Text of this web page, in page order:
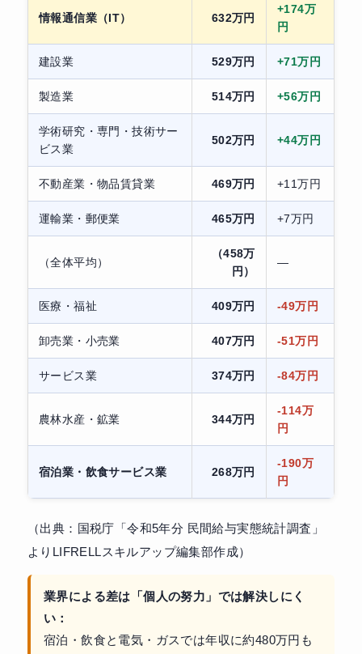
情報通信業（IT） 632万円
+174万
円
建設業 529万円 +71万円
製造業 514万円 +56万円
学術研究・専門・技術サー
ビス業
502万円 +44万円
不動産業・物品賃貸業 469万円 +11万円
運輸業・郵便業 465万円 +7万円
（全体平均）
（458万
円）
—
医療・福祉 409万円 -49万円
卸売業・小売業 407万円 -51万円
サービス業 374万円 -84万円
農林水産・鉱業 344万円
-114万
円
宿泊業・飲食サービス業 268万円
-190万
円
（出典：国税庁「令和5年分 民間給与実態統計調査」
よりLIFRELLスキルアップ編集部作成）
業界による差は「個人の努力」では解決しにく
い：
宿泊・飲食と電気・ガスでは年収に約480万円も